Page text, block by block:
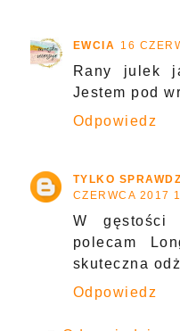
EWCIA 16
Rany julek
Jestem pod
Odpowiedz
TYLKO
CZERWCA 2017
W
polecam
skuteczna
Odpowiedz